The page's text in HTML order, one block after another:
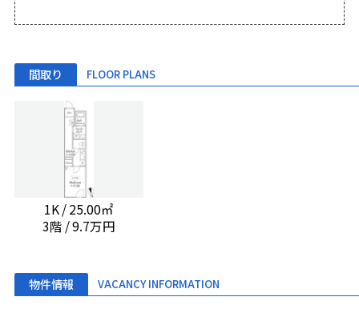
間取り FLOOR PLANS
1K / 25.00㎡
3階 / 9.7万円
物件情報 VACANCY INFORMATION